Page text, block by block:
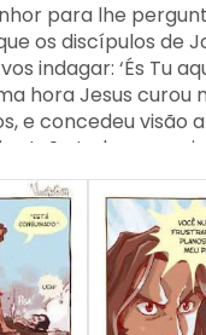
para lhe
os discípulos de
indagar: ‘És Tu
hora Jesus
e concedeu visão
a João tudo o que
surdos ouvem, os
é aquele